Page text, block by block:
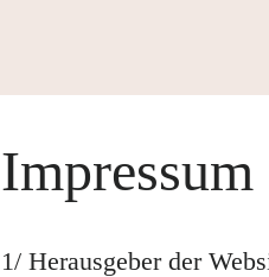
Impressum
1/ Herausgeber der